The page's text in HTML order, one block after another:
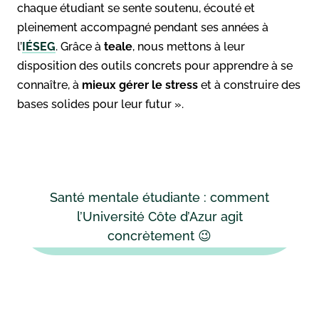
chaque étudiant se sente soutenu, écouté et
pleinement accompagné pendant ses années à
l’IÉSEG. Grâce à teale, nous mettons à leur
disposition des outils concrets pour apprendre à se
connaître, à mieux gérer le stress et à construire des
bases solides pour leur futur ».
Santé mentale étudiante : comment
l’Université Côte d’Azur agit
concrètement 😉